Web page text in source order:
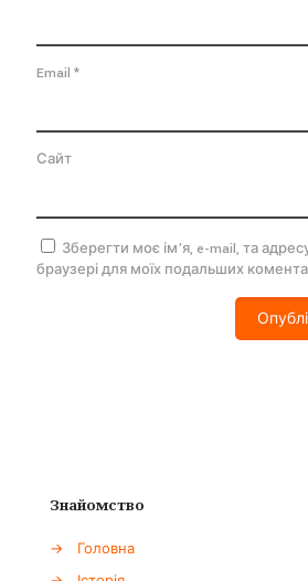
Email *
Сайт
Зберегти моє ім'я, e-mail, та
браузері для моїх подальших
Знайомство
→
Головна